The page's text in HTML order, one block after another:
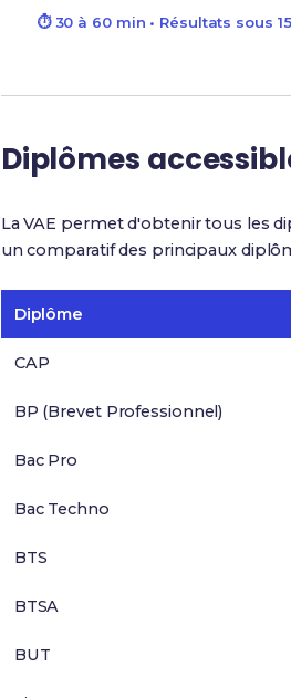
⏱ 30 à 60 min • Résultats sous
Diplômes
La VAE permet d'obtenir tous les
un comparatif des principaux
Diplôme
CAP
BP (Brevet Professionnel)
Bac Pro
Bac Techno
BTS
BTSA
BUT